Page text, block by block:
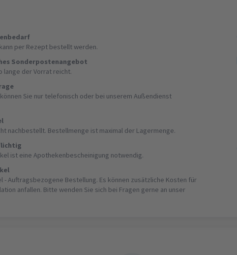
per Rezept bestellt werden.
Sonderpostenangebot
lange der Vorrat reicht.
Sie nur telefonisch oder bei unserem Außendienst
nachbestellt. Bestellmenge ist maximal der Lagermenge.
ist eine Apothekenbescheinigung notwendig.
- Auftragsbezogene Bestellung. Es können zusätzliche Kosten für
anfallen. Bitte wenden Sie sich bei Fragen gerne an unser